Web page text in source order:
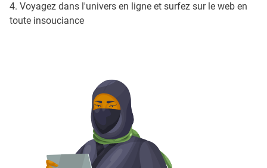
4. Voyagez dans l'univers en ligne et surfez sur le web en
toute insouciance